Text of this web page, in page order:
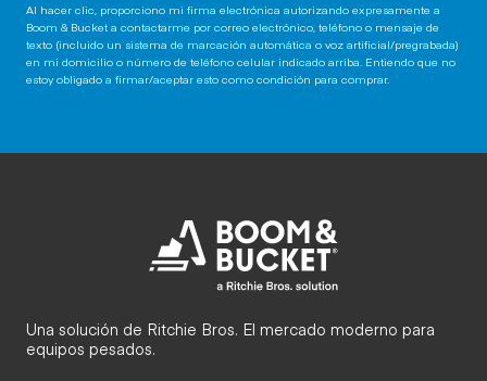
Al hacer clic, proporciono mi firma electrónica autorizando expresamente a
Boom & Bucket a contactarme por correo electrónico, teléfono o mensaje de
texto (incluido un sistema de marcación automática o voz artificial/pregrabada)
en mi domicilio o número de teléfono celular indicado arriba. Entiendo que no
estoy obligado a firmar/aceptar esto como condición para comprar.
Una solución de Ritchie Bros. El mercado moderno para
equipos pesados.